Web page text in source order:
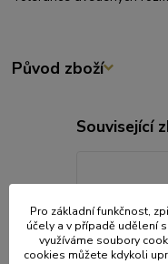
Původ zboží
Související
Pro základní funkčnost,
účely a v případě udělení
využíváme soubory
cookies můžete kdykoli